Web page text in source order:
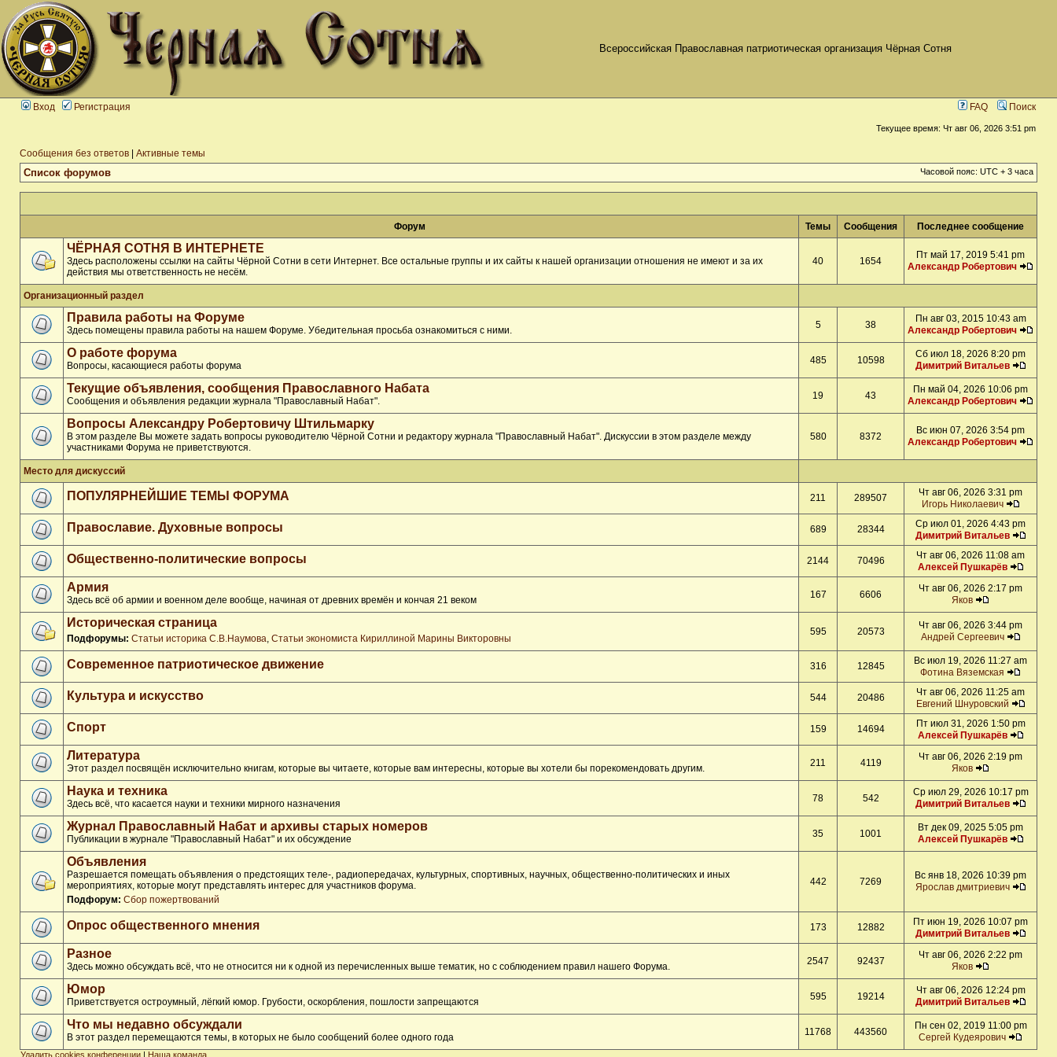
Всероссийская Православная патриотическая организация Чёрная Сотня
Вход Регистрация FAQ Поиск
Текущее время: Чт авг 06, 2026 3:51 pm
Сообщения без ответов Активные темы
Список форумов Часовой пояс: UTC + 3 часа
Форум Темы Сообщения Последнее сообщение
ЧЁРНАЯ СОТНЯ В ИНТЕРНЕТЕ
Здесь расположены ссылки на сайты Чёрной Сотни в сети Интернет. Все остальные группы и их сайты к нашей организации отношения не имеют и за их
действия мы ответственность не несём.
40 1654
Пт май 17, 2019 5:41 pm
Александр Робертович
Организационный раздел
Правила работы на Форуме
Здесь помещены правила работы на нашем Форуме. Убедительная просьба ознакомиться с ними. 5 38
Пн авг 03, 2015 10:43 am
Александр Робертович
О работе форума
Вопросы, касающиеся работы форума 485 10598
Сб июл 18, 2026 8:20 pm
Димитрий Витальев
Текущие объявления, сообщения Православного Набата
Сообщения и объявления редакции журнала "Православный Набат". 19 43
Пн май 04, 2026 10:06 pm
Александр Робертович
Вопросы Александру Робертовичу Штильмарку
В этом разделе Вы можете задать вопросы руководителю Чёрной Сотни и редактору журнала "Православный Набат". Дискуссии в этом разделе между
участниками Форума не приветствуются.
580 8372
Вс июн 07, 2026 3:54 pm
Александр Робертович
Место для дискуссий
ПОПУЛЯРНЕЙШИЕ ТЕМЫ ФОРУМА 211 289507
Чт авг 06, 2026 3:31 pm
Игорь Николаевич
Православие. Духовные вопросы 689 28344
Ср июл 01, 2026 4:43 pm
Димитрий Витальев
Общественно-политические вопросы 2144 70496
Чт авг 06, 2026 11:08 am
Алексей Пушкарёв
Армия
Здесь всё об армии и военном деле вообще, начиная от древних времён и кончая 21 веком 167 6606
Чт авг 06, 2026 2:17 pm
Яков
Историческая страница
Подфорумы: Статьи историка С.В.Наумова, Статьи экономиста Кириллиной Марины Викторовны
595 20573
Чт авг 06, 2026 3:44 pm
Андрей Сергеевич
Современное патриотическое движение 316 12845
Вс июл 19, 2026 11:27 am
Фотина Вяземская
Культура и искусство 544 20486
Чт авг 06, 2026 11:25 am
Евгений Шнуровский
Спорт 159 14694
Пт июл 31, 2026 1:50 pm
Алексей Пушкарёв
Литература
Этот раздел посвящён исключительно книгам, которые вы читаете, которые вам интересны, которые вы хотели бы порекомендовать другим. 211 4119
Чт авг 06, 2026 2:19 pm
Яков
Наука и техника
Здесь всё, что касается науки и техники мирного назначения 78 542
Ср июл 29, 2026 10:17 pm
Димитрий Витальев
Журнал Православный Набат и архивы старых номеров
Публикации в журнале "Православный Набат" и их обсуждение 35 1001
Вт дек 09, 2025 5:05 pm
Алексей Пушкарёв
Объявления
Разрешается помещать объявления о предстоящих теле-, радиопередачах, культурных, спортивных, научных, общественно-политических и иных
мероприятиях, которые могут представлять интерес для участников форума.
Подфорум: Сбор пожертвований
442 7269
Вс янв 18, 2026 10:39 pm
Ярослав дмитриевич
Опрос общественного мнения 173 12882
Пт июн 19, 2026 10:07 pm
Димитрий Витальев
Разное
Здесь можно обсуждать всё, что не относится ни к одной из перечисленных выше тематик, но с соблюдением правил нашего Форума. 2547 92437
Чт авг 06, 2026 2:22 pm
Яков
Юмор
Приветствуется остроумный, лёгкий юмор. Грубости, оскорбления, пошлости запрещаются 595 19214
Чт авг 06, 2026 12:24 pm
Димитрий Витальев
Что мы недавно обсуждали
В этот раздел перемещаются темы, в которых не было сообщений более одного года 11768 443560
Пн сен 02, 2019 11:00 pm
Сергей Кудеярович
Удалить cookies конференции | Наша команда